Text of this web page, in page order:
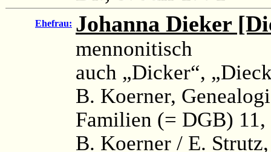
Ehefrau: Johanna Dieker
mennonitisch
auch „Dicker“,
B. Koerner,
Familien (= DGB)
B. Koerner / E.